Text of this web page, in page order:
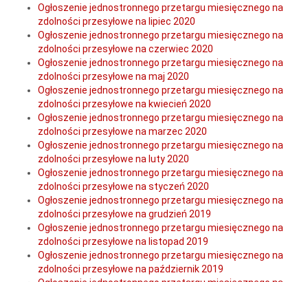
Ogłoszenie jednostronnego przetargu miesięcznego na
zdolności przesyłowe na lipiec 2020
Ogłoszenie jednostronnego przetargu miesięcznego na
zdolności przesyłowe na czerwiec 2020
Ogłoszenie jednostronnego przetargu miesięcznego na
zdolności przesyłowe na maj 2020
Ogłoszenie jednostronnego przetargu miesięcznego na
zdolności przesyłowe na kwiecień 2020
Ogłoszenie jednostronnego przetargu miesięcznego na
zdolności przesyłowe na marzec 2020
Ogłoszenie jednostronnego przetargu miesięcznego na
zdolności przesyłowe na luty 2020
Ogłoszenie jednostronnego przetargu miesięcznego na
zdolności przesyłowe na styczeń 2020
Ogłoszenie jednostronnego przetargu miesięcznego na
zdolności przesyłowe na grudzień 2019
Ogłoszenie jednostronnego przetargu miesięcznego na
zdolności przesyłowe na listopad 2019
Ogłoszenie jednostronnego przetargu miesięcznego na
zdolności przesyłowe na październik 2019